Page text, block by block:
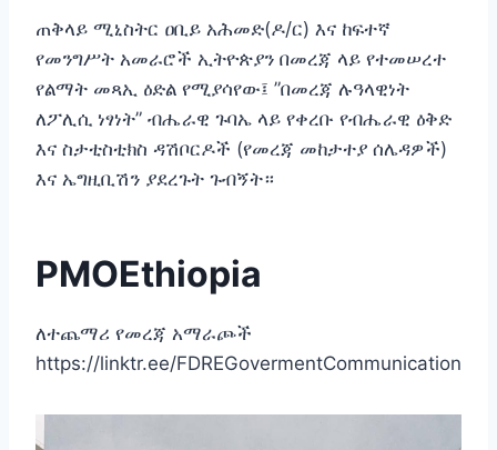
ጠቅላይ ሚኒስትር ዐቢይ አሕመድ(ዶ/ር) እና ከፍተኛ
የመንግሥት አመራሮች ኢትዮጵያን በመረጃ ላይ የተመሠረተ
የልማት መጻኢ ዕድል የሚያሳየው፤ ”በመረጃ ሉዓላዊነት
ለፖሊሲ ነፃነት” ብሔራዊ ጉባኤ ላይ የቀረቡ የብሔራዊ ዕቅድ
እና ስታቲስቲክስ ዳሽቦርዶች (የመረጃ መከታተያ ሰሌዳዎች)
እና ኤግዚቢሽን ያደረጉት ጉብኝት።
PMOEthiopia
ለተጨማሪ የመረጃ አማራጮች
https://linktr.ee/FDREGovermentCommunication